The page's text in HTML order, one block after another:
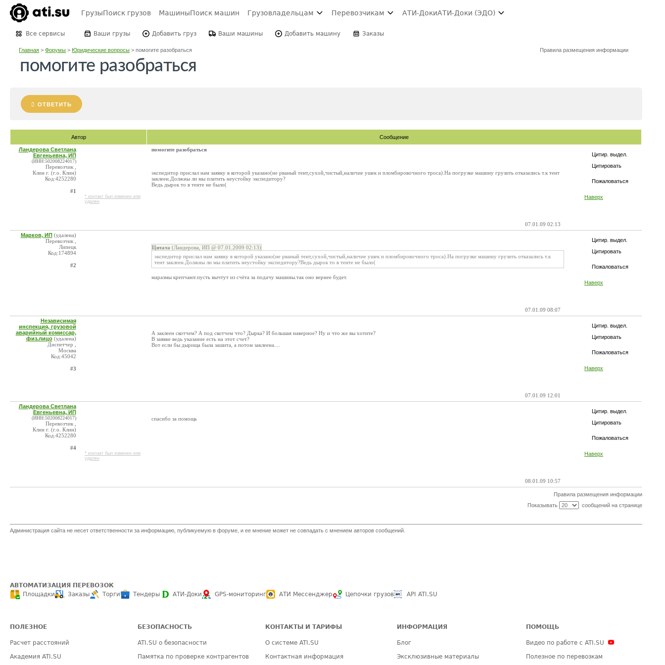
ГрузыПоиск грузов МашиныПоиск машин Грузовладельцам Перевозчикам АТИ-ДокиАТИ-Доки (ЭДО)
Все сервисы Ваши грузы Добавить груз Ваши машины Добавить машину Заказы
Главная >Форумы >Юридические вопросы >помогите разобраться Правила размещения информации
помогите разобраться
ОТВЕТИТЬ
Автор Сообщение
Цитир. выдел.
Цитировать
Пожаловаться
Наверх
Ландерова Светлана
Евгеньевна, ИП
(ИНН:502008224017)
Перевозчик ,
Клин г. (г.о. Клин)
Код:4252280
#1
* контакт был изменен или
удален
помогите разобраться
экспедитор прислал нам заявку в которой указано(не рваный тент,сухой,чистый,наличие ушек и пломбировочного троса).На погрузке машину грузить отказались т.к тент
заклеен.Должны ли мы платить неустойку экспедитору?
Ведь дырок то в тенте не было(
07.01.09 02:13
Цитир. выдел.
Цитировать
Пожаловаться
Наверх
Марков, ИП (удалена)
Перевозчик ,
Липецк
Код:174894
#2
Цитата (Ландерова, ИП @ 07.01.2009 02:13)
экспедитор прислал нам заявку в которой указано(не рваный тент,сухой,чистый,наличие ушек и пломбировочного троса).На погрузке машину грузить отказались т.к
тент заклеен.Должны ли мы платить неустойку экспедитору?Ведь дырок то в тенте не было(
маразмы крепчают.пусть вычтут из счёта за подачу машины.так оно вернее будет.
07.01.09 08:07
Цитир. выдел.
Цитировать
Пожаловаться
Наверх
Независимая
инспекция, грузовой
аварийный комиссар,
физ.лицо (удалена)
Диспетчер ,
Москва
Код:45042
#3
А заклеен скотчем? А под скотчем что? Дырка? И большая наверное? Ну и что же вы хотите?
В заявке ведь указание есть на этот счет?
Вот если бы дырища была зашита, а потом заклеена....
07.01.09 12:01
Цитир. выдел.
Цитировать
Пожаловаться
Наверх
Ландерова Светлана
Евгеньевна, ИП
(ИНН:502008224017)
Перевозчик ,
Клин г. (г.о. Клин)
Код:4252280
#4
* контакт был изменен или
удален
спасибо за помощь
08.01.09 10:57
Правила размещения информации
Показывать
сообщений на странице
Администрация сайта не несет ответственности за информацию, публикуемую в форуме, и ее мнение может не совпадать с мнением авторов сообщений.
АВТОМАТИЗАЦИЯ ПЕРЕВОЗОК
Площадки
Заказы Торги Тендеры АТИ-Доки GPS-мониторинг АТИ Мессенджер Цепочки грузов API ATI.SU
ПОЛЕЗНОЕ
Расчет расстояний
Академия ATI.SU
БЕЗОПАСНОСТЬ
ATI.SU о безопасности
Памятка по проверке контрагентов
КОНТАКТЫ И ТАРИФЫ
О системе ATI.SU
Контактная информация
ИНФОРМАЦИЯ
Блог
Эксклюзивные материалы
ПОМОЩЬ
Видео по работе с ATI.SU
Полезное по перевозкам